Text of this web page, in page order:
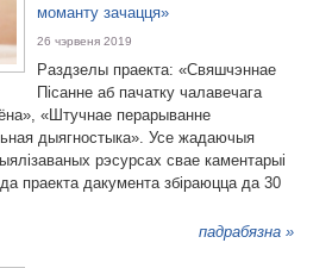
моманту зачацця»
26 чэрвеня 2019
Раздзелы праекта: «Свяшчэннае
Пісанне аб пачатку чалавечага
«Штучнае перарыванне
дыягностыка». Усе жадаючыя
рэсурсах свае каментарыі
праекта дакумента збіраюцца да 30
падрабязна »